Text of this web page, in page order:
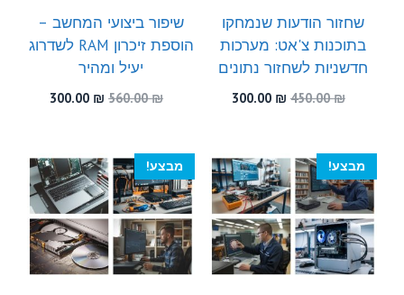
שחזור הודעות שנמחקו
בתוכנות צ'אט: מערכות
חדשניות לשחזור נתונים
450.00₪
המחיר
450.00 ₪.
300.00 ₪
300.00 ₪.
שיפור ביצועי המחשב –
הוספת זיכרון RAM לשדרוג
יעיל ומהיר
560.00₪
המחיר
560.00 ₪.
300.00 ₪
המחיר
300.00 ₪.
מבצע! מבצע!